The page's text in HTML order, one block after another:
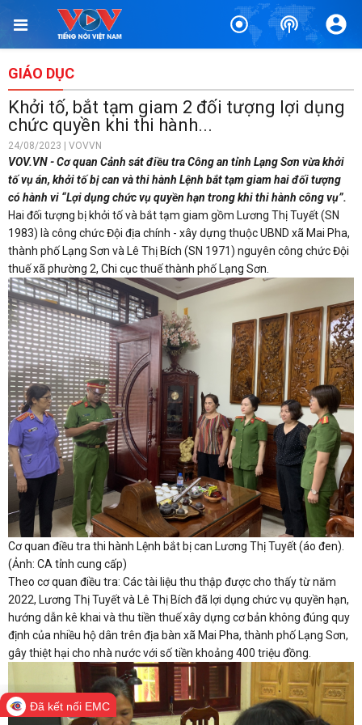
GIÁO DỤC
Khởi tố, bắt tạm giam 2 đối tượng lợi dụng
chức quyền khi thi hành...
24/08/2023 | VOVVN
VOV.VN - Cơ quan Cảnh sát điều tra Công an tỉnh Lạng Sơn vừa khởi
tố vụ án, khởi tố bị can và thi hành Lệnh bắt tạm giam hai đối tượng
có hành vi “Lợi dụng chức vụ quyền hạn trong khi thi hành công vụ”.
Hai đối tượng bị khởi tố và bắt tạm giam gồm Lương Thị Tuyết (SN
1983) là công chức Đội địa chính - xây dựng thuộc UBND xã Mai Pha,
thành phố Lạng Sơn và Lê Thị Bích (SN 1971) nguyên công chức Đội
thuế xã phường 2, Chi cục thuế thành phố Lạng Sơn.
Cơ quan điều tra thi hành Lệnh bắt bị can Lương Thị Tuyết (áo đen).
(Ảnh: CA tỉnh cung cấp)
Theo cơ quan điều tra: Các tài liệu thu thập được cho thấy từ năm
2022, Lương Thị Tuyết và Lê Thị Bích đã lợi dụng chức vụ quyền hạn,
hướng dẫn kê khai và thu tiền thuế xây dựng cơ bản không đúng quy
định của nhiều hộ dân trên địa bàn xã Mai Pha, thành phố Lạng Sơn,
gây thiệt hại cho nhà nước với số tiền khoảng 400 triệu đồng.
Đã kết nối EMC